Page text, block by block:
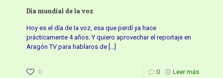
Día mundial de la voz
Hoy es el día de la voz, esa que perdí ya hace
prácticamente 4 años. Y quiero aprovechar el reportaje en
Aragón TV para hablaros de […]
0 0 Leer más